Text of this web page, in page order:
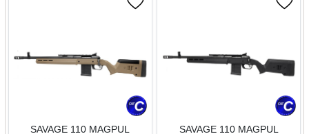
SAVAGE 110 MAGPUL
SAVAGE 110 MAGPUL